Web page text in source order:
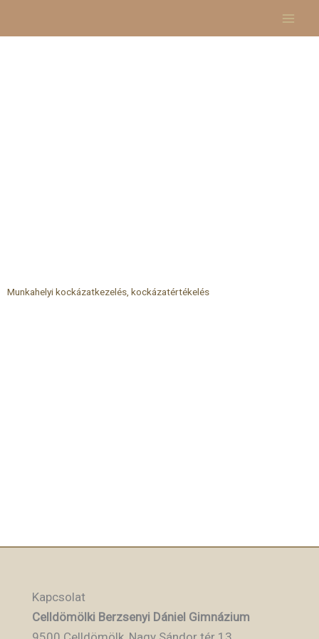
Munkahelyi kockázatkezelés, kockázatértékelés
Kapcsolat
Celldömölki Berzsenyi Dániel Gimnázium